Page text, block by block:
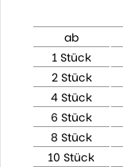
ab
1 Stück
2 Stück
4 Stück
6 Stück
8 Stück
10 Stück